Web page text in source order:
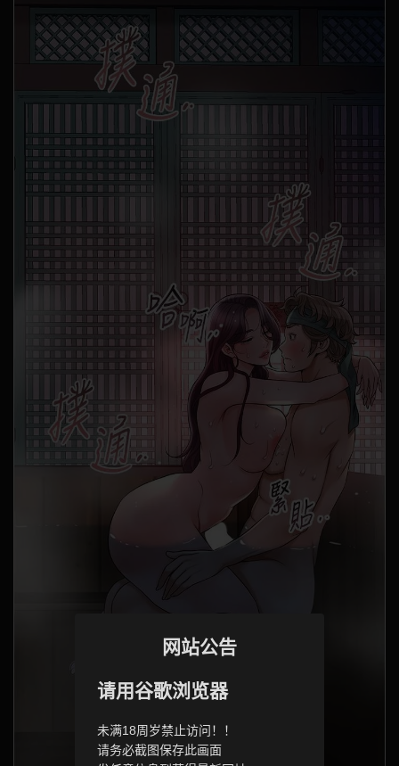
网站公告
请用谷歌浏览器
未满18周岁禁止访问！！
请务必截图保存此画面